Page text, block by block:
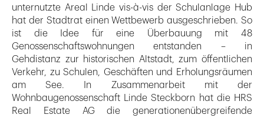
unternutzte Areal Linde vis-à-vis der Schulanlage Hub
hat der Stadtrat einen Wettbewerb ausgeschrieben. So
ist die Idee für eine Überbauung mit 48
Genossenschaftswohnungen entstanden – in
Gehdistanz zur historischen Altstadt, zum öffentlichen
Verkehr, zu Schulen, Geschäften und Erholungsräumen
am See. In Zusammenarbeit mit der
Wohnbaugenossenschaft Linde Steckborn hat die HRS
Real Estate AG die generationenübergreifende